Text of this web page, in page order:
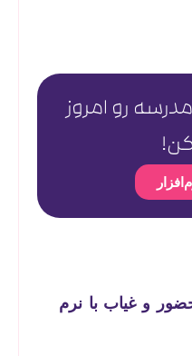
رو امروز
و غیاب با نرم